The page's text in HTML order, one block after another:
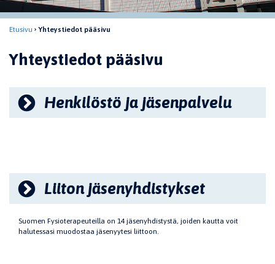
Etusivu Yhteystiedot pääsivu
Yhteystiedot pääsivu
Henkilöstö ja jäsenpalvelu
Liiton jäsenyhdistykset
Suomen Fysioterapeuteilla on 14 jäsenyhdistystä, joiden kautta voit
halutessasi muodostaa jäsenyytesi liittoon.